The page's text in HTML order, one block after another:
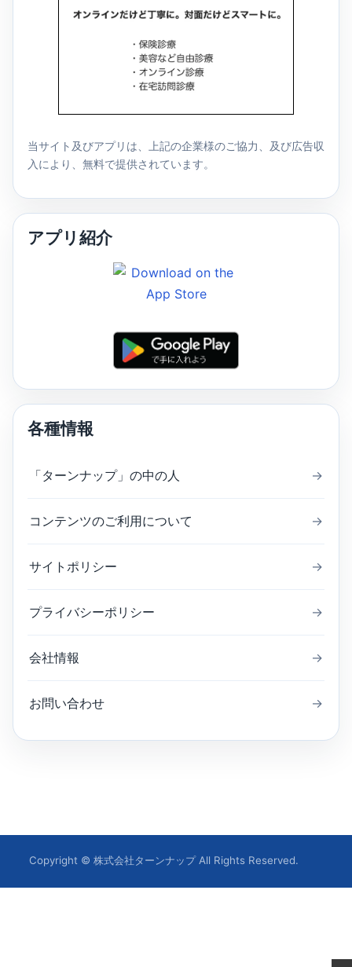
当サイト及びアプリは、上記の企業様のご協力、及び広告収
入により、無料で提供されています。
アプリ紹介
各種情報
「ターンナップ」の中の人 →
コンテンツのご利用について →
サイトポリシー →
プライバシーポリシー →
会社情報 →
お問い合わせ →
Copyright © 株式会社ターンナップ All Rights Reserved.